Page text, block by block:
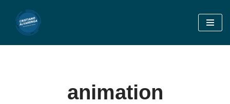
Pular
animation